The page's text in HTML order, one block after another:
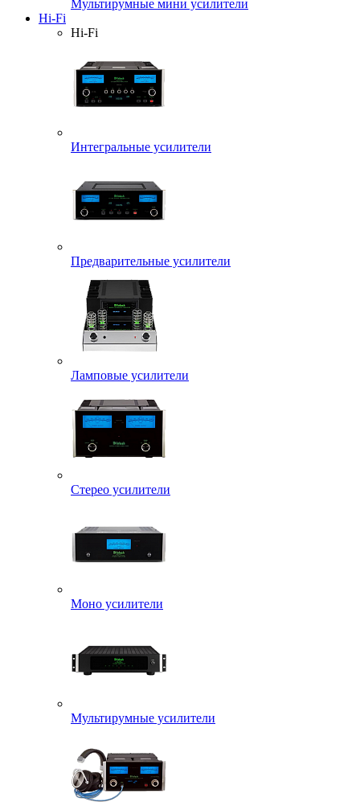
Мультирумные мини усилители
Hi-Fi
Hi-Fi
Интегральные усилители
Предварительные усилители
Ламповые усилители
Стерео усилители
Моно усилители
Мультирумные усилители